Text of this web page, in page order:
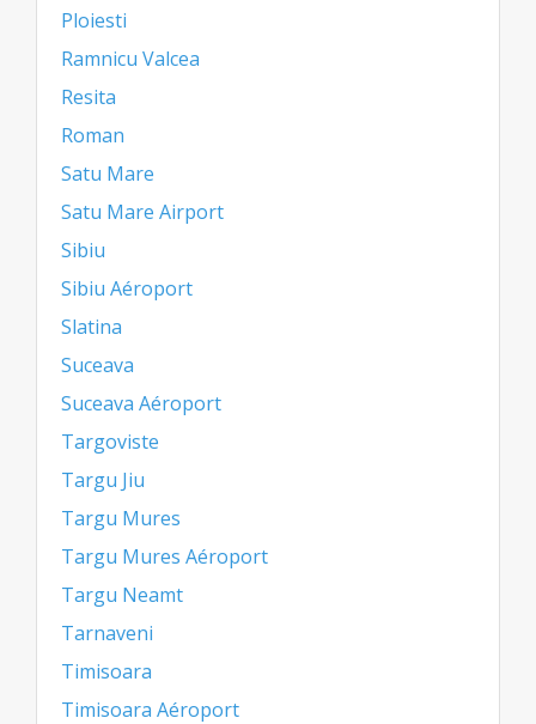
Ploiesti
Ramnicu Valcea
Resita
Roman
Satu Mare
Satu Mare Airport
Sibiu
Sibiu Aéroport
Slatina
Suceava
Suceava Aéroport
Targoviste
Targu Jiu
Targu Mures
Targu Mures Aéroport
Targu Neamt
Tarnaveni
Timisoara
Timisoara Aéroport